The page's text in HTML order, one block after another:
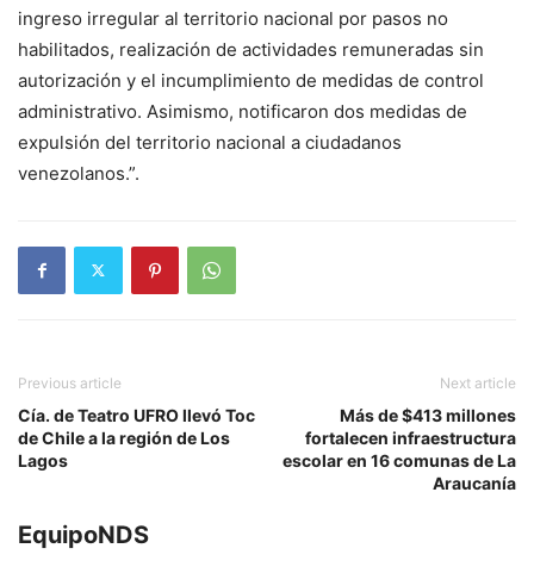
ingreso irregular al territorio nacional por pasos no
habilitados, realización de actividades remuneradas sin
autorización y el incumplimiento de medidas de control
administrativo. Asimismo, notificaron dos medidas de
expulsión del territorio nacional a ciudadanos
venezolanos.”.
Previous article
Cía. de Teatro UFRO llevó Toc
de Chile a la región de Los
Lagos
Next article
Más de $413 millones
fortalecen infraestructura
escolar en 16 comunas de La
Araucanía
EquipoNDS